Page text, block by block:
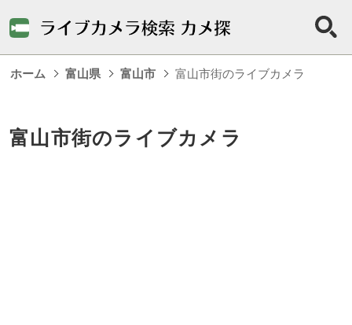
ホーム 富山県 富山市 富山市街のライブカメラ
富山市街のライブカメラ